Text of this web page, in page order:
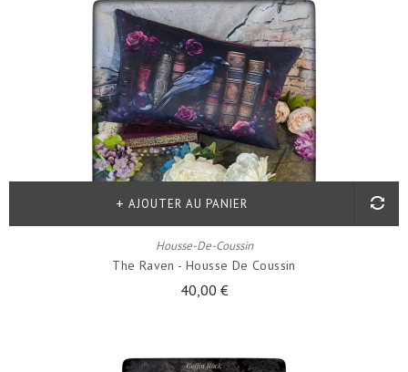
Housse-De-Coussin
The Raven - Housse De Coussin
40,00 €
AJOUTER AU PANIER